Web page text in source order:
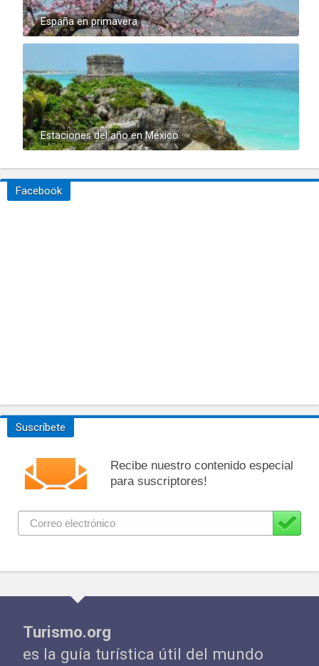
España en primavera
Estaciones del año en México
Facebook
Suscríbete
Recibe nuestro contenido especial
para suscriptores!
Turismo.org
es la guía turística útil del mundo